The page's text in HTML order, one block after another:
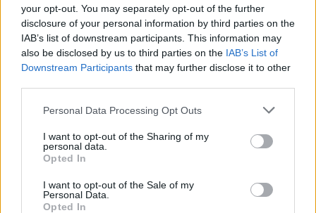
your opt-out. You may separately opt-out of the further
disclosure of your personal information by third parties on the
IAB’s list of downstream participants. This information may
also be disclosed by us to third parties on the IAB’s List of
Downstream Participants that may further disclose it to other
Please note that this website/app uses one or more Google
not limited to your visit or usage behaviour. You may click to
grant or deny consent to Google and its third-party tags to
use your data for below specified purposes in below Google
consent section.
Personal Data Processing Opt Outs
I want to opt-out of the Sharing of my
personal data.
Opted In
I want to opt-out of the Sale of my
Personal Data.
Opted In
Μολαταύτα, προς το παρόν η ρητορική του
παραμένει πολεμική, και ο φιλοκυβερνητικός
Τύπος έκανε λόγο περί μιας επικείμενης
χερσαίας επιχείρησης εναντίον του PKK στο
βόρειο Ιράκ αμέσως μετά το δημοψήφισμα.